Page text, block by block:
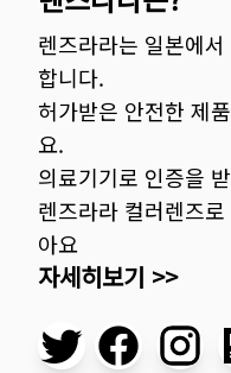
렌즈라라는 일본에
합니다.
허가받은 안전한 제
요.
의료기기로 인증을
렌즈라라 컬러렌즈
아요
자세히보기 >>